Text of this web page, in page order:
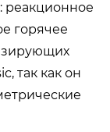
реакционное
горячее
так как он